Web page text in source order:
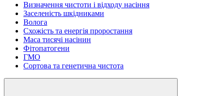
Визначення чистоти і відходу насіння
Заселеність шкідниками
Волога
Схожість та енергія проростання
Маса тисячі насінин
Фітопатогени
ГМО
Сортова та генетична чистота